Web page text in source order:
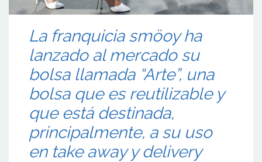
La franquicia smöoy ha
lanzado al mercado su
bolsa llamada “Arte”, una
bolsa que es reutilizable y
que está destinada,
principalmente, a su uso
en take away y delivery